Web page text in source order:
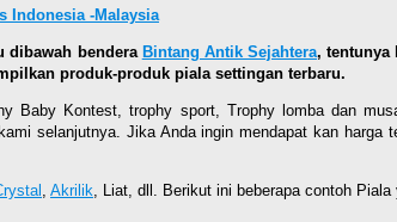
Indonesia -Malaysia
dibawah bendera Bintang Antik Sejahtera, tentunya
produk-produk piala settingan terbaru.
Baby Kontest, trophy sport, Trophy lomba dan
selanjutnya. Jika Anda ingin mendapat kan
Akrilik , Liat, dll. Berikut ini beberapa contoh